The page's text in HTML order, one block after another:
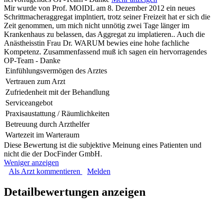
Mir wurde von Prof. MOIDL am 8. Dezember 2012 ein neues
Schrittmacheraggregat implntiert, trotz seiner Freizeit hat er sich die
Zeit genommen, um mich nicht unnötig zwei Tage länger im
Krankenhaus zu belassen, das Aggregat zu implatieren.. Auch die
Anästheisstin Frau Dr. WARUM bewies eine hohe fachliche
Kompetenz. Zusammenfassend muß ich sagen ein hervorragendes
OP-Team - Danke
Einfühlungsvermögen des Arztes
Vertrauen zum Arzt
Zufriedenheit mit der Behandlung
Serviceangebot
Praxisaustattung / Räumlichkeiten
Betreuung durch Arzthelfer
Wartezeit im Warteraum
Diese Bewertung ist die subjektive Meinung eines Patienten und
nicht die der DocFinder GmbH.
Weniger anzeigen
Als Arzt kommentieren
Melden
Detailbewertungen anzeigen